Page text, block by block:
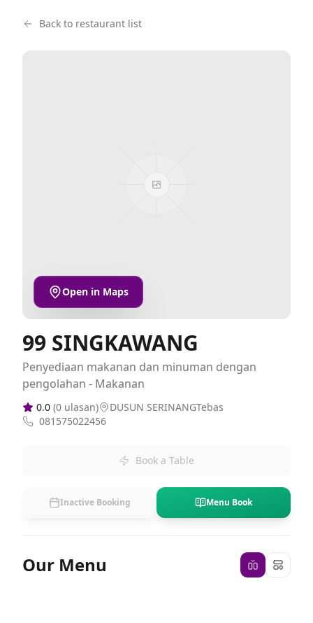
Back to restaurant list
Open in Maps
99 SINGKAWANG
Penyediaan makanan dan minuman dengan
pengolahan - Makanan
0.0 (0 ulasan)
DUSUN SERINANGTebas
081575022456
Book a Table
Inactive Booking Menu Book
Our Menu